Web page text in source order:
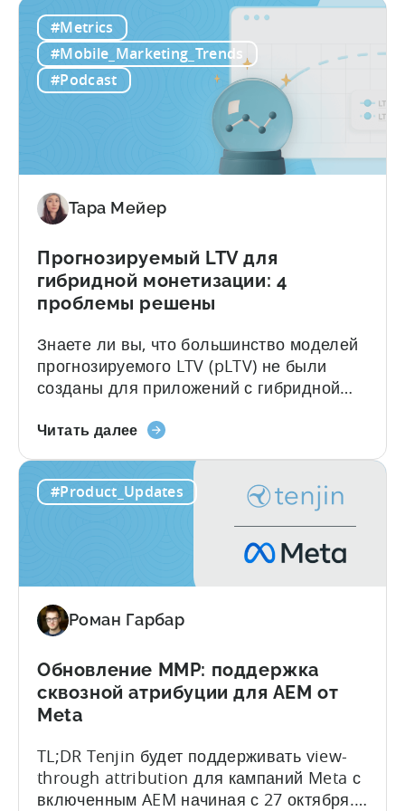
традиционного LTV, который опирается
на исторические данные, для полной
материализации которых может
потребоваться 30-90 дней,
прогнозирование LTV (pLTV) позволяет
получить действенные прогнозы в
течение нескольких часов. Наш pLTV
прогнозирование
LTV
#Metrics
#Mobile_Marketing_Trends
#Podcast
Тара Мейер
Прогнозируемый LTV для
гибридной монетизации: 4
проблемы решены
Знаете ли вы, что большинство моделей
прогнозируемого LTV (pLTV) не были
созданы для приложений с гибридной
приложения как через покупки в
приложении, поведение пользователей
быстро становится сложным.
справиться с этим, и большинство метрик
pLTV тоже не могут. экономии и
глубокого понимания. "Не хватает
инструментов, поддерживающих...
Читать далееО
для
проблемы
#Product_Updates
Роман Гарбар
Обновление MMP: поддержка
сквозной атрибуции для AEM от
Meta
TL;DR Tenjin будет поддерживать view-
through attribution для кампаний Meta с
включенным AEM начиная с 27 октября.